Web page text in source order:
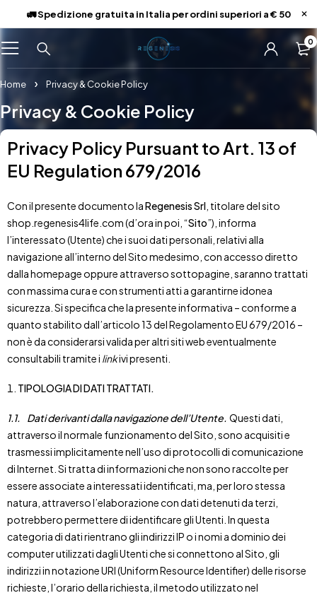
🚛 Spedizione gratuita in Italia per ordini superiori a € 50
0
Home Privacy & Cookie Policy
Privacy & Cookie Policy
Privacy Policy Pursuant to Art. 13 of
EU Regulation 679/2016
Con il presente documento laRegenesis Srl , titolare del sito
shop.regenesis4life.com (d’ora in poi, “Sito”), informa
l’interessato (Utente) che i suoi dati personali, relativi alla
navigazione all’interno del Sito medesimo, con accesso diretto
dalla homepage oppure attraverso sottopagine, saranno trattati
con massima cura e con strumenti atti a garantirne idonea
sicurezza. Si specifica che la presente informativa – conforme a
quanto stabilito dall’articolo 13 del Regolamento EU 679/2016 –
non è da considerarsi valida per altri siti web eventualmente
consultabili tramite i linkivi presenti.
TIPOLOGIA DI DATI TRATTATI.
1.1. Dati derivanti dalla navigazione dell’Utente. Questi dati,
attraverso il normale funzionamento del Sito, sono acquisiti e
trasmessi implicitamente nell’uso di protocolli di comunicazione
di Internet. Si tratta di informazioni che non sono raccolte per
essere associate a interessati identificati, ma, per loro stessa
natura, attraverso l’elaborazione con dati detenuti da terzi,
potrebbero permettere di identificare gli Utenti. In questa
categoria di dati rientrano gli indirizzi IP o i nomi a dominio dei
computer utilizzati dagli Utenti che si connettono al Sito, gli
indirizzi in notazione URI (Uniform Resource Identifier) delle risorse
richieste, l’orario della richiesta, il metodo utilizzato nel